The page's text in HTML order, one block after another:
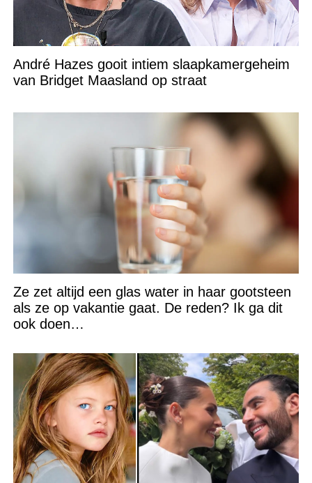
André Hazes gooit intiem slaapkamergeheim
van Bridget Maasland op straat
Ze zet altijd een glas water in haar gootsteen
als ze op vakantie gaat. De reden? Ik ga dit
ook doen…